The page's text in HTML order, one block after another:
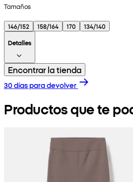
Tamaños
146/152 158/164 170
134/140
Detalles
Encontrar la tienda
30 días para devolver
Productos que te